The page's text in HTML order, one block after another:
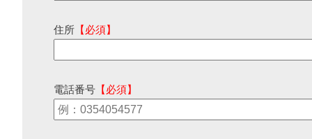
住所 【必須】
電話番号 【必須】